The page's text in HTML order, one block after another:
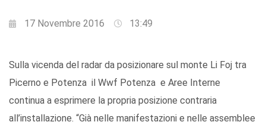
17 Novembre 2016 13:49
Sulla vicenda del radar da posizionare sul monte Li Foj tra
Picerno e Potenza il Wwf Potenza e Aree Interne
continua a esprimere la propria posizione contraria
all’installazione. “Già nelle manifestazioni e nelle assemblee